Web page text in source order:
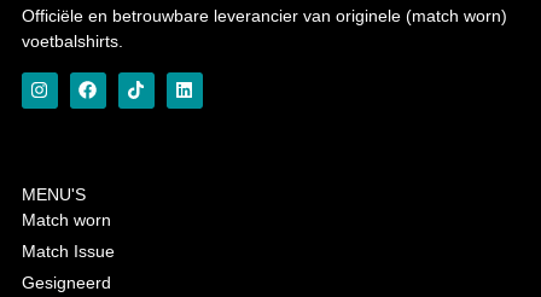
Officiële en betrouwbare leverancier van originele (match worn)
voetbalshirts.
MENU'S
Match worn
Match Issue
Gesigneerd